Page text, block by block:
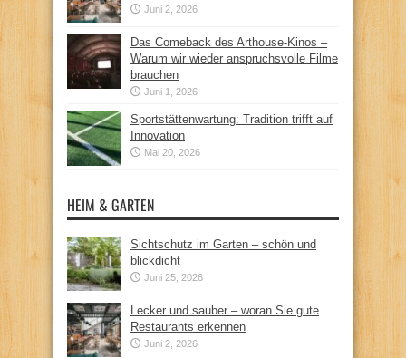
Juni 2, 2026
Das Comeback des Arthouse-Kinos –
Warum wir wieder anspruchsvolle Filme
brauchen
Juni 1, 2026
Sportstättenwartung: Tradition trifft auf
Innovation
Mai 20, 2026
HEIM & GARTEN
Sichtschutz im Garten – schön und
blickdicht
Juni 25, 2026
Lecker und sauber – woran Sie gute
Restaurants erkennen
Juni 2, 2026